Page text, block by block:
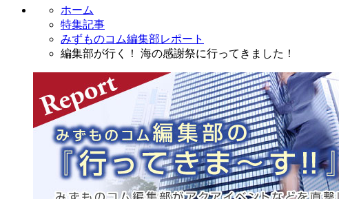
ホーム
特集記事
みずものコム編集部レポート
編集部が行く！ 海の感謝祭に行ってきました！